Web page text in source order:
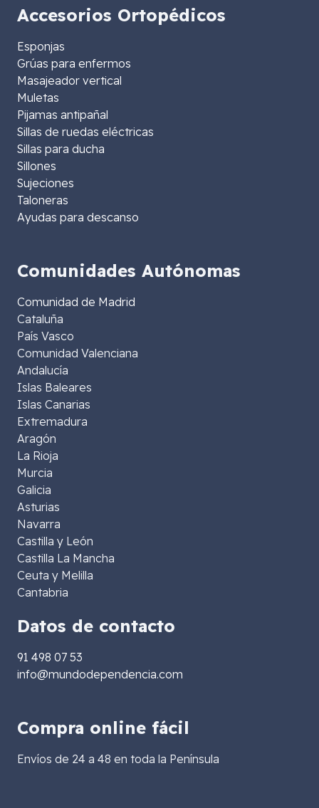
Accesorios Ortopédicos
Esponjas
Grúas para enfermos
Masajeador vertical
Muletas
Pijamas antipañal
Sillas de ruedas eléctricas
Sillas para ducha
Sillones
Sujeciones
Taloneras
Ayudas para descanso
Comunidades Autónomas
Comunidad de Madrid
Cataluña
País Vasco
Comunidad Valenciana
Andalucía
Islas Baleares
Islas Canarias
Extremadura
Aragón
La Rioja
Murcia
Galicia
Asturias
Navarra
Castilla y León
Castilla La Mancha
Ceuta y Melilla
Cantabria
Datos de contacto
91 498 07 53
info@mundodependencia.com
Compra online fácil
Envíos de 24 a 48 en toda la Península